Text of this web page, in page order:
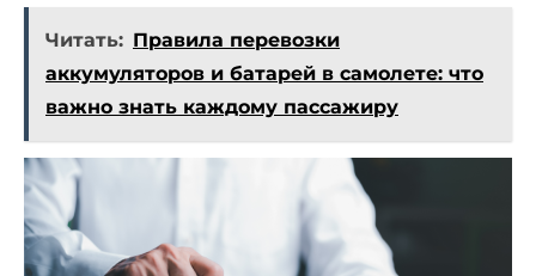
Читать: Правила перевозки
аккумуляторов и батарей в самолете: что
важно знать каждому пассажиру